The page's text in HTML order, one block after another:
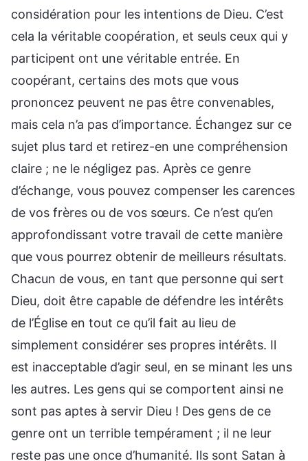
considération pour les intentions de Dieu. C’est
cela la véritable coopération, et seuls ceux qui y
participent ont une véritable entrée. En
coopérant, certains des mots que vous
prononcez peuvent ne pas être convenables,
mais cela n’a pas d’importance. Échangez sur ce
sujet plus tard et retirez-en une compréhension
claire ; ne le négligez pas. Après ce genre
d’échange, vous pouvez compenser les carences
de vos frères ou de vos sœurs. Ce n’est qu’en
approfondissant votre travail de cette manière
que vous pourrez obtenir de meilleurs résultats.
Chacun de vous, en tant que personne qui sert
Dieu, doit être capable de défendre les intérêts
de l’Église en tout ce qu’il fait au lieu de
simplement considérer ses propres intérêts. Il
est inacceptable d’agir seul, en se minant les uns
les autres. Les gens qui se comportent ainsi ne
sont pas aptes à servir Dieu ! Des gens de ce
genre ont un terrible tempérament ; il ne leur
reste pas une once d’humanité. Ils sont Satan à